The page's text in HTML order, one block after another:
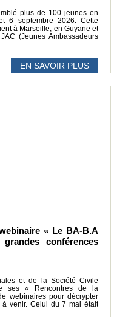
plus de 100 jeunes en
6 septembre 2026. Cette
à Marseille, en Guyane et
(Jeunes Ambassadeurs
EN SAVOIR PLUS
« Le BA-B.A
conférences
et de la Société Civile
ses « Rencontres de la
webinaires pour décrypter
à venir. Celui du 7 mai était